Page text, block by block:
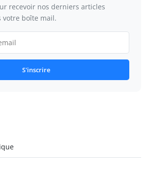
recevoir nos derniers articles
votre boîte mail.
S'inscrire